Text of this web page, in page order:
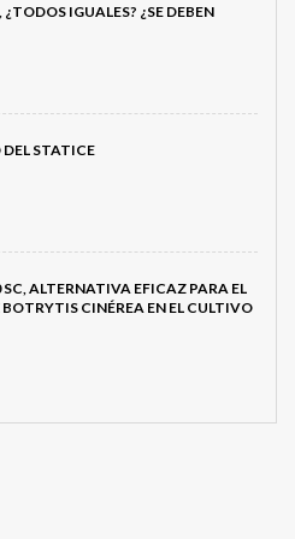
IGUALES? ¿SE DEBEN
STATICE
ALTERNATIVA EFICAZ PARA EL
BOTRYTIS CINÉREA EN EL CULTIVO